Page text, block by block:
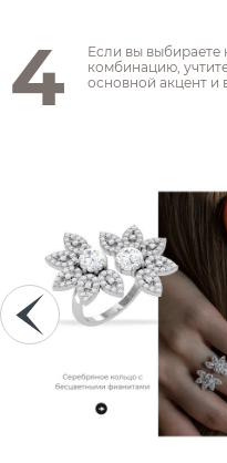
4
Если вы выбираете
комбинацию,
основной акцент и